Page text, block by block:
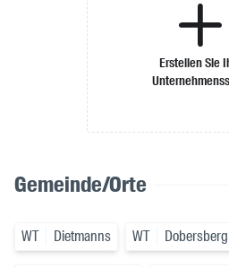
Erstellen Sie
Gemeinde/Orte
WT Dietmanns WT Dobersberg